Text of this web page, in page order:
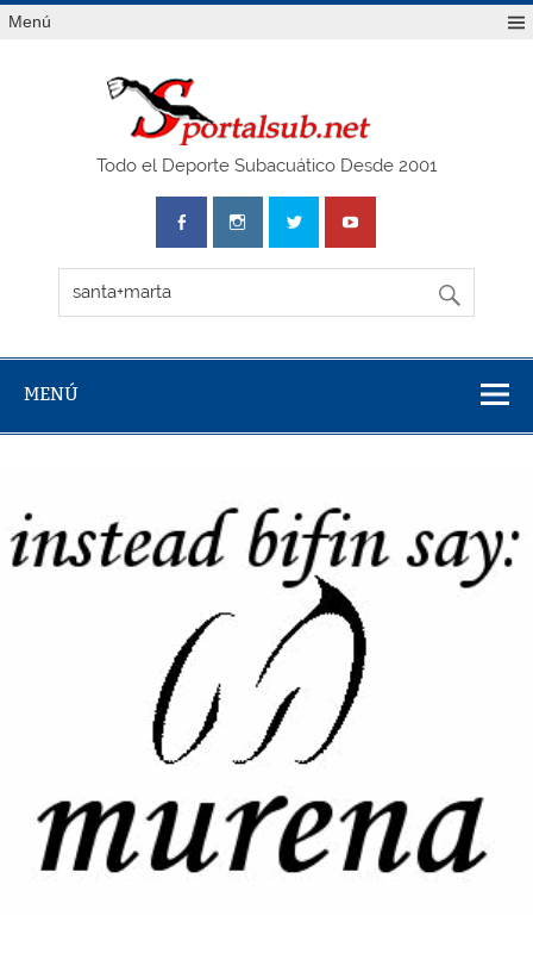
Saltar
alMenú
Todo el Deporte Subacuático Desde 2001
MENÚ